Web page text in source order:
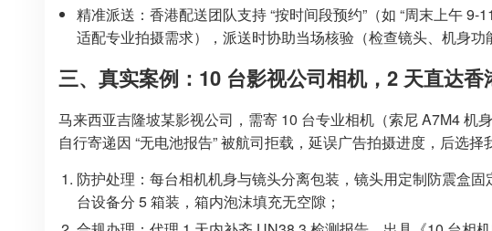
精准派送：香港配送团队支持 “按时间段预约”（如 “周末上午 9-
适配专业拍摄需求），派送时协助当场核验（检查镜头、机身功
三、真实案例：10 台影视公司相机，2 天直达香
马来西亚吉隆坡某影视公司，需寄 10 台专业相机（索尼 A7M4 机
自行寄递因 “无电池报告” 被航司拒载，延误广告拍摄进度，后选择
防护处理：每台相机机身与镜头分离包装，镜头用定制防震盒
台设备分 5 箱装，箱内泡沫填充无空隙；